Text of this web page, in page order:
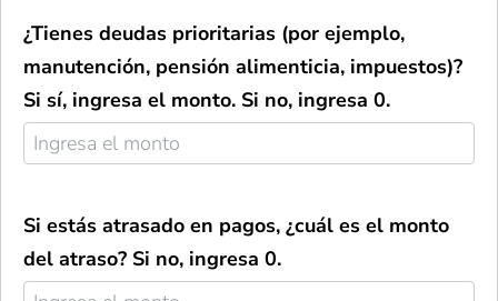
¿Tienes deudas prioritarias (por ejemplo,
manutención, pensión alimenticia, impuestos)?
Si sí, ingresa el monto. Si no, ingresa 0.
Si estás atrasado en pagos, ¿cuál es el monto
del atraso? Si no, ingresa 0.